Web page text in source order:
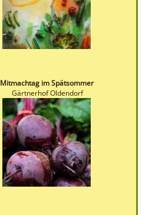
Mitmachtag im Spätsommer
Gärtnerhof Oldendorf